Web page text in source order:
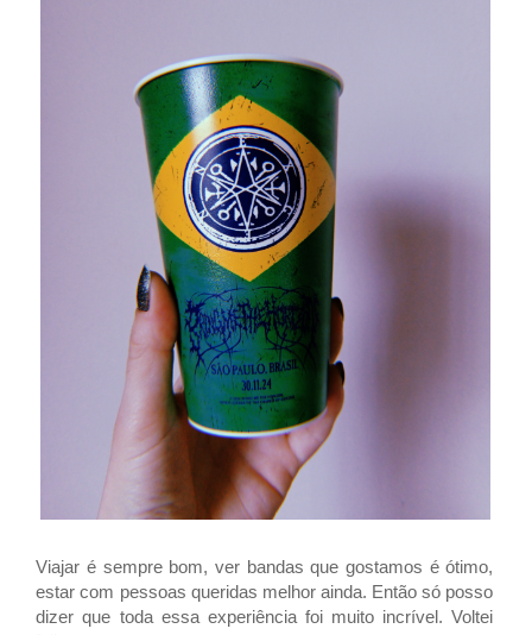
Viajar é sempre bom, ver bandas que gostamos é ótimo,
estar com pessoas queridas melhor ainda. Então só posso
dizer que toda essa experiência foi muito incrível.Voltei